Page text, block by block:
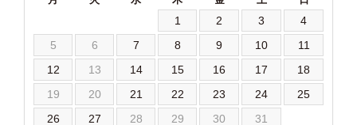
1 2 3
4
5
6 7 8 9 10
11
12
13 14 15 16 17
18
19
20 21 22 23 24
25
26
27 28 29 30
31